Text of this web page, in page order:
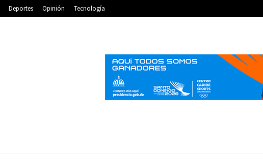
Deportes Opinión Tecnología